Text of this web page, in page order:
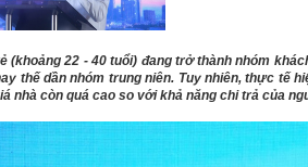
(khoảng 22 - 40 tuổi) đang trở thành nhóm
thế dần nhóm trung niên. Tuy nhiên, thực tế
nhà còn quá cao so với khả năng chi trả của